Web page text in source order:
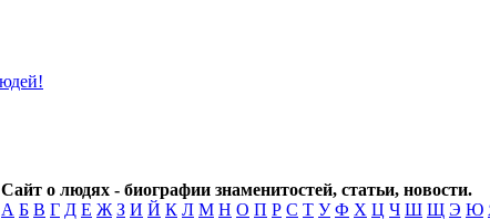
Сайт о людях - биографии знаменитостей, статьи, новости.
А Б В Г Д Е Ж З И Й К Л М Н О П Р С Т У Ф Х Ц Ч Ш Щ Э Ю